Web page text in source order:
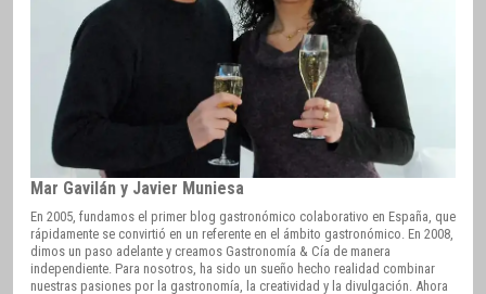
Mar Gavilán y Javier Muniesa
En 2005, fundamos el primer blog gastronómico colaborativo en España, que
rápidamente se convirtió en un referente en el ámbito gastronómico. En 2008,
dimos un paso adelante y creamos Gastronomía & Cía de manera
independiente. Para nosotros, ha sido un sueño hecho realidad combinar
nuestras pasiones por la gastronomía, la creatividad y la divulgación. Ahora